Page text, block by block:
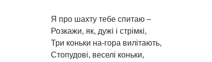
Я про шахту тебе спитаю –
Розкажи, як, дужі і стрімкі,
Три коньки на-гора вилітають,
Стопудові, веселі коньки,